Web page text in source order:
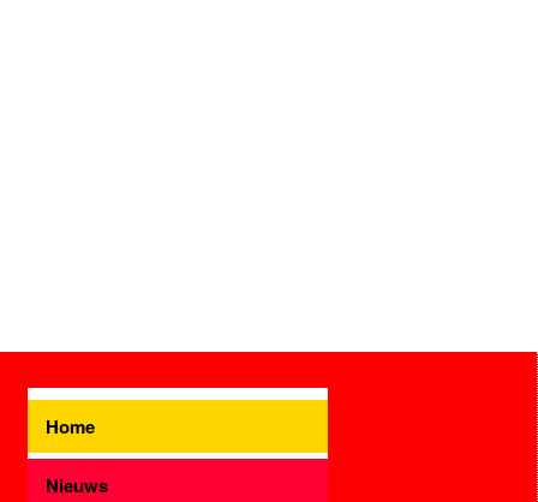
Home
Nieuws